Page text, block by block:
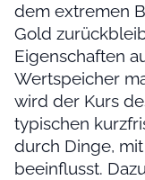
dem extremen
Gold
Eigenschaften
Wertspeicher
wird der Kurs
typischen
durch Dinge,
beeinflusst.